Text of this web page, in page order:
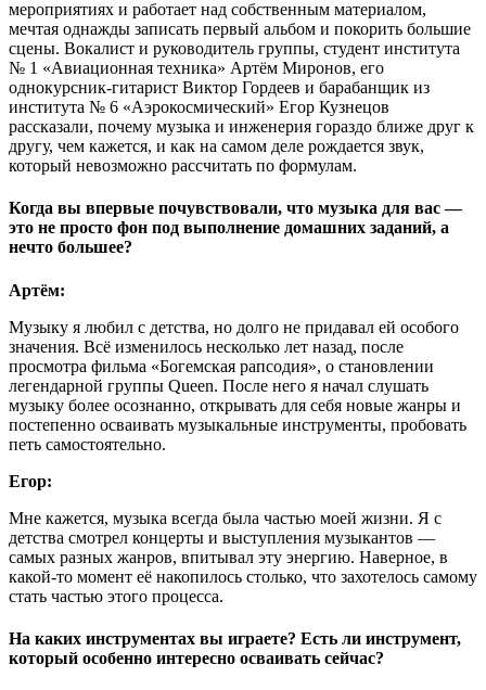
мероприятиях и работает над собственным материалом,
мечтая однажды записать первый альбом и покорить большие
сцены. Вокалист и руководитель группы, студент института
№ 1 «Авиационная техника» Артём Миронов, его
однокурсник-гитарист Виктор Гордеев и барабанщик из
института № 6 «Аэрокосмический» Егор Кузнецов
рассказали, почему музыка и инженерия гораздо ближе друг к
другу, чем кажется, и как на самом деле рождается звук,
который невозможно рассчитать по формулам.
Когда вы впервые почувствовали, что музыка для вас —
это не просто фон под выполнение домашних заданий, а
нечто большее?
Артём:
Музыку я любил с детства, но долго не придавал ей особого
значения. Всё изменилось несколько лет назад, после
просмотра фильма «Богемская рапсодия», о становлении
легендарной группы Queen. После него я начал слушать
музыку более осознанно, открывать для себя новые жанры и
постепенно осваивать музыкальные инструменты, пробовать
петь самостоятельно.
Егор:
Мне кажется, музыка всегда была частью моей жизни. Я с
детства смотрел концерты и выступления музыкантов —
самых разных жанров, впитывал эту энергию. Наверное, в
какой-то момент её накопилось столько, что захотелось самому
стать частью этого процесса.
На каких инструментах вы играете? Есть ли инструмент,
который особенно интересно осваивать сейчас?